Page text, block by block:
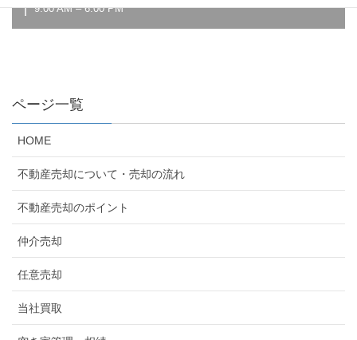
9:00 AM – 6:00 PM
ページ一覧
HOME
不動産売却について・売却の流れ
不動産売却のポイント
仲介売却
任意売却
当社買取